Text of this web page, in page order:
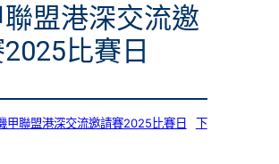
告
盟港深交流邀
比賽日
甲聯盟港深交流邀請賽2025比賽日
下